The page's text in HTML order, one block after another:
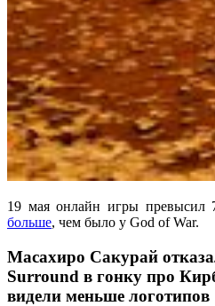
19 мая онлайн игры превысил
больше, чем было у God of War.
Масахиро Сакурай
Surround в гонку про
видели меньше логотипов